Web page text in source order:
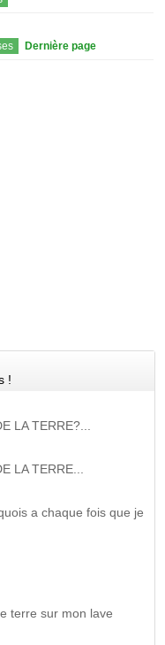
Dernière page
!
LA TERRE?...
LA TERRE...
a chaque fois que je
terre sur mon lave